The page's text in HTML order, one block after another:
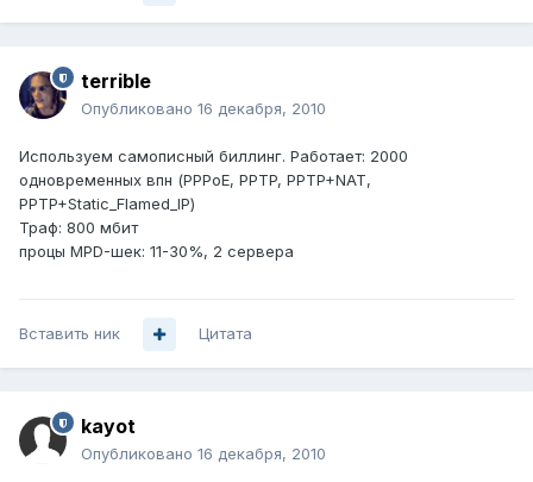
terrible
Опубликовано 16 декабря, 2010
Используем самописный биллинг. Работает: 2000
одновременных впн (PPPoE, PPTP, PPTP+NAT,
PPTP+Static_Flamed_IP)
Траф: 800 мбит
процы MPD-шек: 11-30%, 2 сервера
Вставить ник Цитата
kayot
Опубликовано 16 декабря, 2010